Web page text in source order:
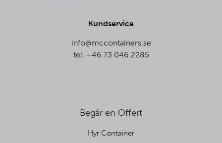
Kundservice
info@mccontainers.se
tel. +46 73 046 2285
Begär en Offert
Hyr Container